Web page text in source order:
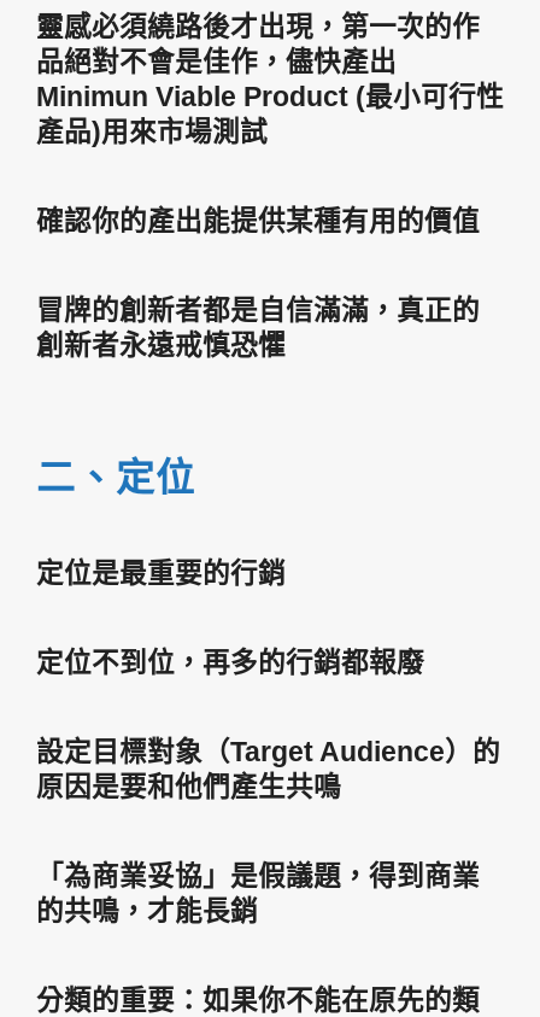
靈感必須繞路後才出現，第一次的作
品絕對不會是佳作，儘快產出
Minimun Viable Product (最小可行性
產品)用來市場測試
確認你的產出能提供某種有用的價值
冒牌的創新者都是自信滿滿，真正的
創新者永遠戒慎恐懼
二、定位
定位是最重要的行銷
定位不到位，再多的行銷都報廢
設定目標對象（Target Audience）的
原因是要和他們產生共鳴
「為商業妥協」是假議題，得到商業
的共鳴，才能長銷
分類的重要：如果你不能在原先的類